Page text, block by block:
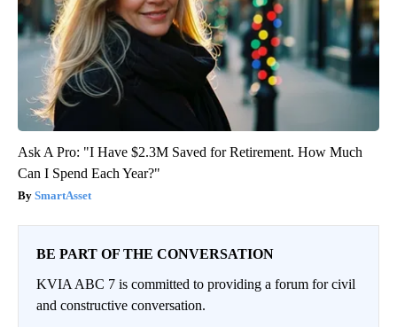
Ask A Pro: "I Have $2.3M Saved for Retirement. How Much
Can I Spend Each Year?"
SmartAsset
BE PART OF THE CONVERSATION
KVIA ABC 7 is committed to providing a forum for civil
and constructive conversation.